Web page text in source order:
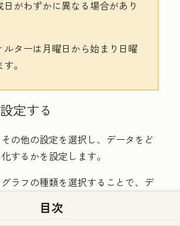
日がわずかに異なる場合があり
ルターは月曜日から始まり日曜
。
定する
の他の設定を選択し、データをど
するかを設定します。
グラフの種類を選択することで、デ
について詳細をご確認ください。
目次